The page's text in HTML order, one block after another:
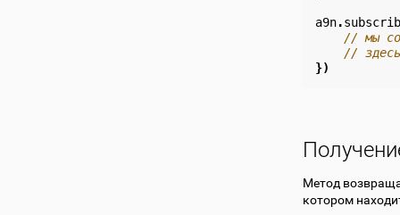
a9n.
// мы
// здесь
})
Метод
котором